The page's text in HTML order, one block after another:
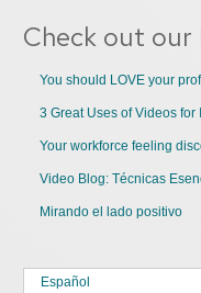
Check out
You should LOVE your
3 Great Uses of Videos
Your workforce feeling
Video Blog: Técnicas
Mirando el lado positivo
Español